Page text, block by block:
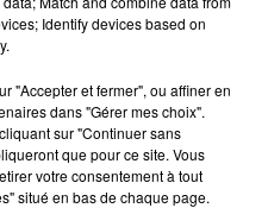
devez sortir, portez vos
;
nautique ;
vérifiez l'amarrage
du matériel à bord, et ne
Identify devices based on
"Accepter et fermer", ou affiner en
dans "Gérer mes choix".
sur "Continuer sans
que pour ce site. Vous
votre consentement à tout
situé en bas de chaque page.